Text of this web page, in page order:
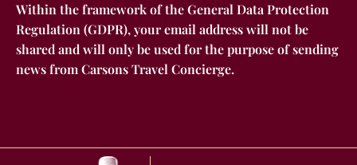
Within the framework of the General Data Protection
Regulation (GDPR), your email address will not be
shared and will only be used for the purpose of sending
news from Carsons Travel Concierge.